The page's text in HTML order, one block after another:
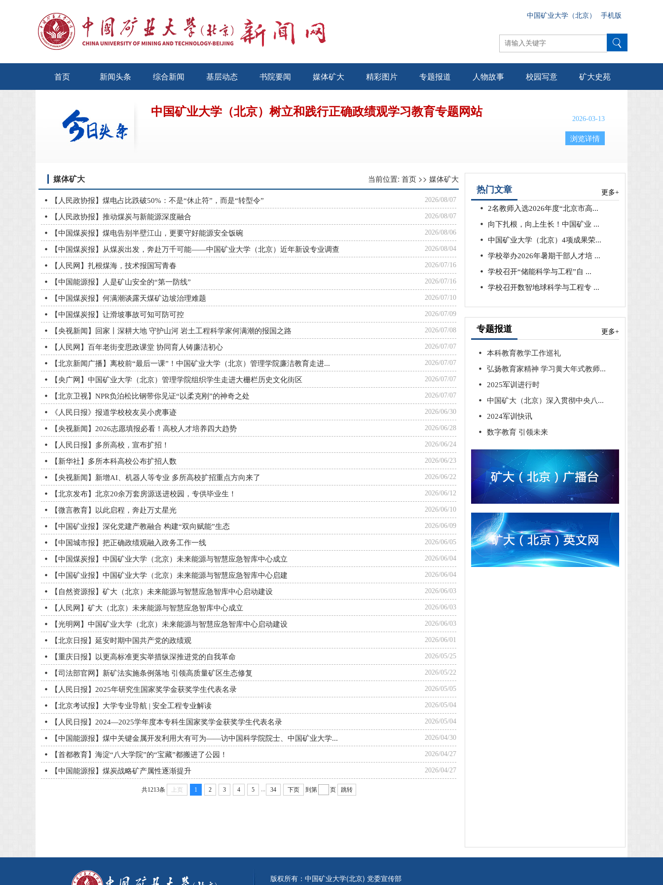
中国矿业大学（北京） 手机版
首页 新闻头条 综合新闻 基层动态 书院要闻 媒体矿大 精彩图片 专题报道 人物故事 校园写意 矿大史苑
中国矿业大学（北京）树立和践行正确政绩观学习教育专题网站
2026-03-13
浏览详情
媒体矿大 当前位置: 首页 >> 媒体矿大
【人民政协报】煤电占比跌破50%：不是“休止符”，而是“转型令” 2026/08/07
【人民政协报】推动煤炭与新能源深度融合 2026/08/07
【中国煤炭报】煤电告别半壁江山，更要守好能源安全饭碗 2026/08/06
【中国煤炭报】从煤炭出发，奔赴万千可能——中国矿业大学（北京）近年新设专业调查 2026/08/04
【人民网】扎根煤海，技术报国写青春 2026/07/16
【中国能源报】人是矿山安全的“第一防线” 2026/07/16
【中国煤炭报】何满潮谈露天煤矿边坡治理难题 2026/07/10
【中国煤炭报】让滑坡事故可知可防可控 2026/07/09
【央视新闻】回家丨深耕大地 守护山河 岩土工程科学家何满潮的报国之路 2026/07/08
【人民网】百年老街变思政课堂 协同育人铸廉洁初心 2026/07/07
【北京新闻广播】离校前“最后一课”！中国矿业大学（北京）管理学院廉洁教育走进... 2026/07/07
【央广网】中国矿业大学（北京）管理学院组织学生走进大栅栏历史文化街区 2026/07/07
【北京卫视】NPR负泊松比钢带你见证“以柔克刚”的神奇之处 2026/07/07
《人民日报》报道学校校友吴小虎事迹 2026/06/30
【央视新闻】2026志愿填报必看！高校人才培养四大趋势 2026/06/28
【人民日报】多所高校，宣布扩招！ 2026/06/24
【新华社】多所本科高校公布扩招人数 2026/06/23
【央视新闻】新增AI、机器人等专业 多所高校扩招重点方向来了 2026/06/22
【北京发布】北京20余万套房源送进校园，专供毕业生！ 2026/06/12
【微言教育】以此启程，奔赴万丈星光 2026/06/10
【中国矿业报】深化党建产教融合 构建“双向赋能”生态 2026/06/09
【中国城市报】把正确政绩观融入政务工作一线 2026/06/05
【中国煤炭报】中国矿业大学（北京）未来能源与智慧应急智库中心成立 2026/06/04
【中国矿业报】中国矿业大学（北京）未来能源与智慧应急智库中心启建 2026/06/04
【自然资源报】矿大（北京）未来能源与智慧应急智库中心启动建设 2026/06/03
【人民网】矿大（北京）未来能源与智慧应急智库中心成立 2026/06/03
【光明网】中国矿业大学（北京）未来能源与智慧应急智库中心启动建设 2026/06/03
【北京日报】延安时期中国共产党的政绩观 2026/06/01
【重庆日报】以更高标准更实举措纵深推进党的自我革命 2026/05/25
【司法部官网】新矿法实施条例落地 引领高质量矿区生态修复 2026/05/22
【人民日报】2025年研究生国家奖学金获奖学生代表名录 2026/05/05
【北京考试报】大学专业导航 | 安全工程专业解读 2026/05/04
【人民日报】2024—2025学年度本专科生国家奖学金获奖学生代表名录 2026/05/04
【中国能源报】煤中关键金属开发利用大有可为——访中国科学院院士、中国矿业大学... 2026/04/30
【首都教育】海淀“八大学院”的“宝藏”都搬进了公园！ 2026/04/27
【中国能源报】煤炭战略矿产属性逐渐提升 2026/04/27
共1213条 上页 1 2 3 4 5 34 下页 到第 页 跳转
热门文章 更多+
2名教师入选2026年度“北京市高...
向下扎根，向上生长！中国矿业 ...
中国矿业大学（北京）4项成果荣...
学校举办2026年暑期干部人才培 ...
学校召开“储能科学与工程”自 ...
学校召开数智地球科学与工程专 ...
专题报道 更多+
本科教育教学工作巡礼
弘扬教育家精神 学习黄大年式教师...
2025军训进行时
中国矿大（北京）深入贯彻中央八...
2024军训快讯
数字教育 引领未来
版权所有：中国矿业大学(北京) 党委宣传部